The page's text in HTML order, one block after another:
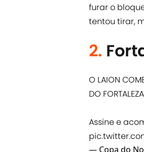
furar o
tentou tirar,
2.
O LAION
DO
Assine e
— Copa do